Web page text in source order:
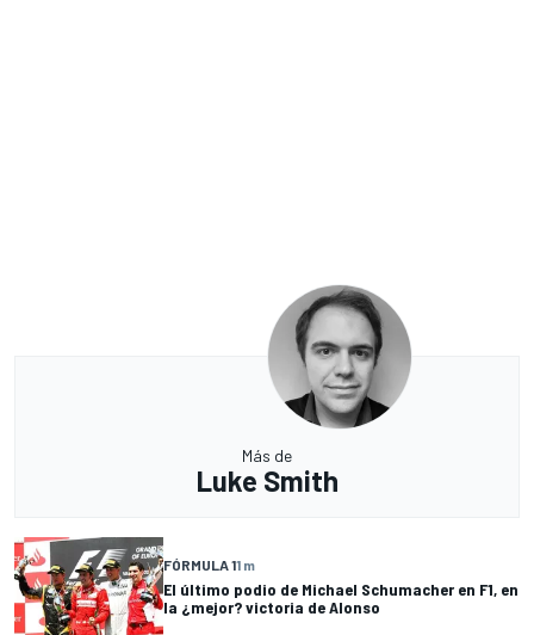
Más de
Luke Smith
FÓRMULA 11 m
El último podio de Michael Schumacher en F1, en
la ¿mejor? victoria de Alonso